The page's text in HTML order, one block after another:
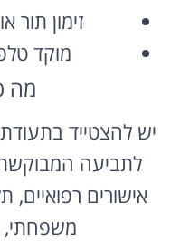
זימון תור
מוקד
מה
יש להצטייד
לתביעה
אישורים רפואיים,
משפחתי,